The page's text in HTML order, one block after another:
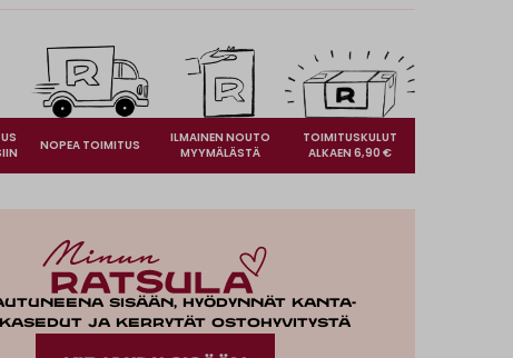
NOPEA TOIMITUS
ILMAINEN NOUTO
MYYMÄLÄSTÄ
TOIMITUSKULUT
ALKAEN 6,90 €
sisään, hyödynnät kanta-
ja kerrytät ostohyvitystä